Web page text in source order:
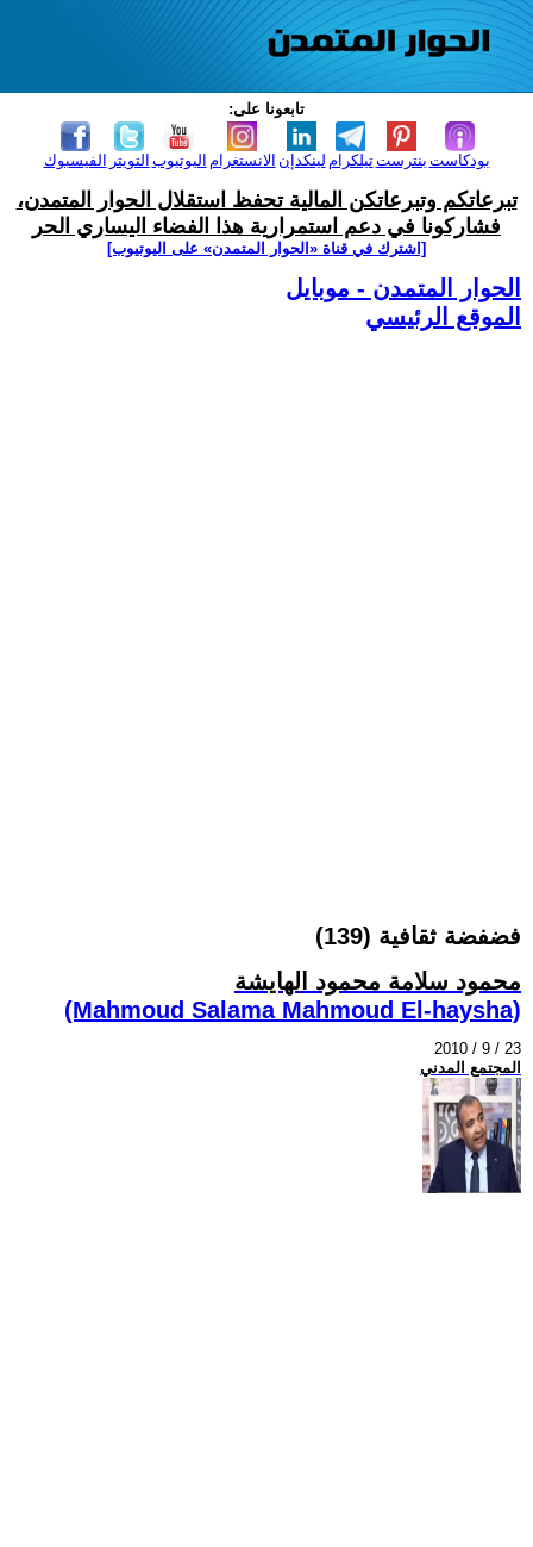
تابعونا على:
الفيسبوك التويتر اليوتيوب الانستغرام لينكدإن تيلكرامبنترست بودكاست
تبرعاتكم وتبرعاتكن المالية تحفظ استقلال الحوار المتمدن،
فشاركونا في دعم استمرارية هذا الفضاء اليساري الحر
[اشترك في قناة ‫«الحوار المتمدن» على اليوتيوب]
الحوار المتمدن - موبايل
الموقع الرئيسي
فضفضة ثقافية (139)
محمود سلامة محمود الهايشة
(Mahmoud Salama Mahmoud El-haysha)
2010 / 9 / 23
المجتمع المدني